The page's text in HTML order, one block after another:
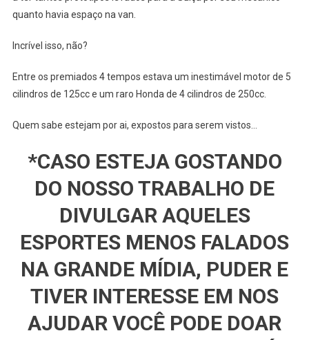
quanto havia espaço na van.
Incrível isso, não?
Entre os premiados 4 tempos estava um inestimável motor de 5
cilindros de 125cc e um raro Honda de 4 cilindros de 250cc.
Quem sabe estejam por ai, expostos para serem vistos…
*CASO ESTEJA GOSTANDO
DO NOSSO TRABALHO DE
DIVULGAR AQUELES
ESPORTES MENOS FALADOS
NA GRANDE MÍDIA, PUDER E
TIVER INTERESSE EM NOS
AJUDAR VOCÊ PODE DOAR